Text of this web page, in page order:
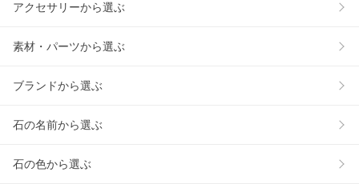
アクセサリーから選ぶ
素材・パーツから選ぶ
ブランドから選ぶ
石の名前から選ぶ
石の色から選ぶ